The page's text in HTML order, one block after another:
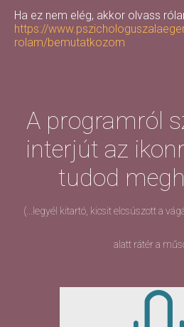
Ha ez nem elég, akkor olvass
https://
rolam/bemutatkozom
A programról
interjút az
tudod
(...legyél kitartó, kicsit elcsúszott a
alatt rátér a